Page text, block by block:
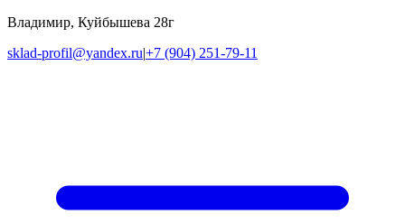
Владимир, Куйбышева 28г
sklad-profil@yandex.ru|+7 (904) 251-79-11